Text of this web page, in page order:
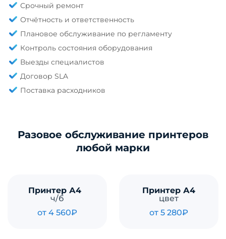
Срочный ремонт
Отчётность и ответственность
Плановое обслуживание по регламенту
Контроль состояния оборудования
Выезды специалистов
Договор SLA
Поставка расходников
Разовое обслуживание принтеров
любой марки
Принтер А4
ч/б
от 4 560₽
Принтер А4
цвет
от 5 280₽